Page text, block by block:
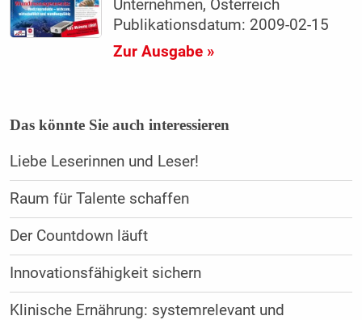
Unternehmen, Österreich
Publikationsdatum: 2009-02-15
Zur Ausgabe »
Das könnte Sie auch interessieren
Liebe Leserinnen und Leser!
Raum für Talente schaffen
Der Countdown läuft
Innovationsfähigkeit sichern
Klinische Ernährung: systemrelevant und